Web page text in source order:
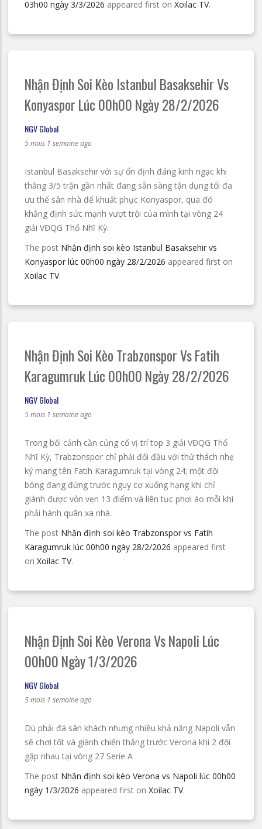
03h00 ngày 3/3/2026 appeared first on Xoilac TV.
Nhận Định Soi Kèo Istanbul Basaksehir Vs
Konyaspor Lúc 00h00 Ngày 28/2/2026
NGV Global
5 mois 1 semaine ago
Istanbul Basaksehir với sự ổn định đáng kinh ngạc khi
thắng 3/5 trận gần nhất đang sẵn sàng tận dụng tối đa
ưu thế sân nhà để khuất phục Konyaspor, qua đó
khẳng định sức mạnh vượt trội của mình tại vòng 24
giải VĐQG Thổ Nhĩ Kỳ.
The post Nhận định soi kèo Istanbul Basaksehir vs
Konyaspor lúc 00h00 ngày 28/2/2026 appeared first on
Xoilac TV.
Nhận Định Soi Kèo Trabzonspor Vs Fatih
Karagumruk Lúc 00h00 Ngày 28/2/2026
NGV Global
5 mois 1 semaine ago
Trong bối cảnh cần củng cố vị trí top 3 giải VĐQG Thổ
Nhĩ Kỳ, Trabzonspor chỉ phải đối đầu với thử thách nhẹ
ký mang tên Fatih Karagumruk tại vòng 24; một đội
bóng đang đứng trước nguy cơ xuống hạng khi chỉ
giành được vỏn vẹn 13 điểm và liên tục phơi áo mỗi khi
phải hành quân xa nhà.
The post Nhận định soi kèo Trabzonspor vs Fatih
Karagumruk lúc 00h00 ngày 28/2/2026 appeared first
on Xoilac TV.
Nhận Định Soi Kèo Verona Vs Napoli Lúc
00h00 Ngày 1/3/2026
NGV Global
5 mois 1 semaine ago
Dù phải đá sân khách nhưng nhiều khả năng Napoli vẫn
sẽ chơi tốt và giành chiến thắng trước Verona khi 2 đội
gặp nhau tại vòng 27 Serie A
The post Nhận định soi kèo Verona vs Napoli lúc 00h00
ngày 1/3/2026 appeared first on Xoilac TV.